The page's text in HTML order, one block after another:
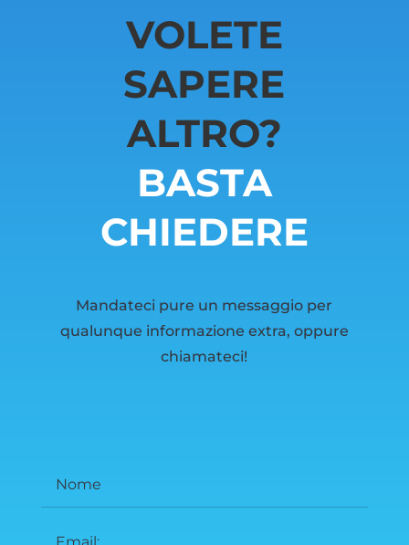
VOLETE
SAPERE
ALTRO?
BASTA
CHIEDERE
Mandateci pure un messaggio per
qualunque informazione extra, oppure
chiamateci!